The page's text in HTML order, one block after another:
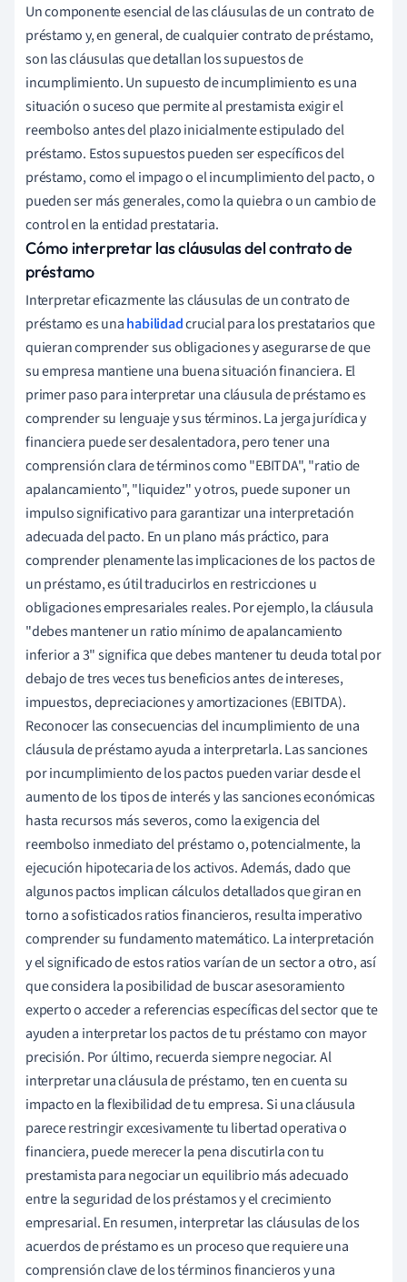
Un componente esencial de las cláusulas de un contrato de
préstamo y, en general, de cualquier contrato de préstamo,
son las cláusulas que detallan los supuestos de
incumplimiento. Un supuesto de incumplimiento es una
situación o suceso que permite al prestamista exigir el
reembolso antes del plazo inicialmente estipulado del
préstamo. Estos supuestos pueden ser específicos del
préstamo, como el impago o el incumplimiento del pacto, o
pueden ser más generales, como la quiebra o un cambio de
control en la entidad prestataria.
Cómo interpretar las cláusulas del contrato de
préstamo
Interpretar eficazmente las cláusulas de un contrato de
préstamo es unahabilidadcrucial para los prestatarios que
quieran comprender sus obligaciones y asegurarse de que
su empresa mantiene una buena situación financiera. El
primer paso para interpretar una cláusula de préstamo es
comprender su lenguaje y sus términos. La jerga jurídica y
financiera puede ser desalentadora, pero tener una
comprensión clara de términos como "EBITDA", "ratio de
apalancamiento", "liquidez" y otros, puede suponer un
impulso significativo para garantizar una interpretación
adecuada del pacto. En un plano más práctico, para
comprender plenamente las implicaciones de los pactos de
un préstamo, es útil traducirlos en restricciones u
obligaciones empresariales reales. Por ejemplo, la cláusula
"debes mantener un ratio mínimo de apalancamiento
inferior a 3" significa que debes mantener tu deuda total por
debajo de tres veces tus beneficios antes de intereses,
impuestos, depreciaciones y amortizaciones (EBITDA).
Reconocer las consecuencias del incumplimiento de una
cláusula de préstamo ayuda a interpretarla. Las sanciones
por incumplimiento de los pactos pueden variar desde el
aumento de los tipos de interés y las sanciones económicas
hasta recursos más severos, como la exigencia del
reembolso inmediato del préstamo o, potencialmente, la
ejecución hipotecaria de los activos. Además, dado que
algunos pactos implican cálculos detallados que giran en
torno a sofisticados ratios financieros, resulta imperativo
comprender su fundamento matemático. La interpretación
y el significado de estos ratios varían de un sector a otro, así
que considera la posibilidad de buscar asesoramiento
experto o acceder a referencias específicas del sector que te
ayuden a interpretar los pactos de tu préstamo con mayor
precisión. Por último, recuerda siempre negociar. Al
interpretar una cláusula de préstamo, ten en cuenta su
impacto en la flexibilidad de tu empresa. Si una cláusula
parece restringir excesivamente tu libertad operativa o
financiera, puede merecer la pena discutirla con tu
prestamista para negociar un equilibrio más adecuado
entre la seguridad de los préstamos y el crecimiento
empresarial. En resumen, interpretar las cláusulas de los
acuerdos de préstamo es un proceso que requiere una
comprensión clave de los términos financieros y una